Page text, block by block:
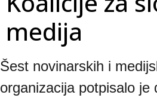
medija
Šest novinarskih i
organizacija potpisalo je